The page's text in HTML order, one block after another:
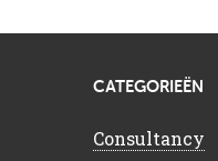
CATEGORIEËN
Consultancy